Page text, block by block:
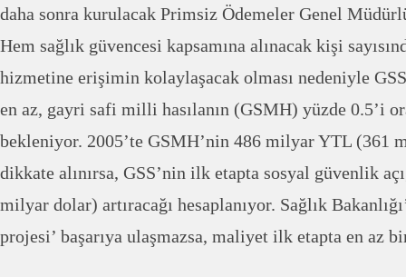
daha sonra kurulacak Primsiz Ödemeler Genel
Hem sağlık güvencesi kapsamına alınacak kişi
hizmetine erişimin kolaylaşacak olması nedeniyle GSS
en az, gayri safi milli hasılanın (GSMH) yüzde 0.5’i
bekleniyor. 2005’te GSMH’nin 486 milyar YTL (361
dikkate alınırsa, GSS’nin ilk etapta sosyal güvenlik
milyar dolar) artıracağı hesaplanıyor. Sağlık
projesi’ başarıya ulaşmazsa, maliyet ilk etapta en az